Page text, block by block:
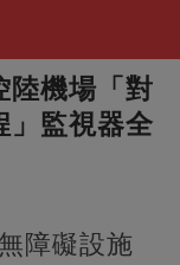
陸機場「對
」監視器全
障礙設施